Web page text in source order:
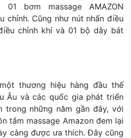
01 bơm massage AMAZON
chỉnh. Cũng như nút nhấn điều
chỉnh khí và 01 bộ dây bát
thương hiệu hàng đầu thế
Âu và các quốc gia phát triển
trong những năm gần đây, với
tắm massage Amazon đem lại
càng được ưa thích. Đây cũng